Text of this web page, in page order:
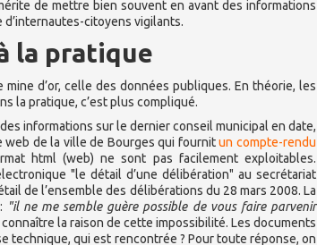
de mettre bien souvent en avant des informations
d’internautes-citoyens vigilants.
la pratique
d’or, celle des données publiques. En théorie, les
la pratique, c’est plus compliqué.
informations sur le dernier conseil municipal en date,
web de la ville de Bourges qui fournitun compte-rendu
html (web) ne sont pas facilement exploitables.
"le détail d’une délibération" au secrétariat
de l’ensemble des délibérations du 28 mars 2008. La
"il ne me semble guère possible de vous faire parvenir
la raison de cette impossibilité. Les documents
technique, qui est rencontrée ? Pour toute réponse, on